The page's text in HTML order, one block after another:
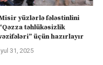
yüzlərlə fələstinlini
təhlükəsizlik
üçün hazırlayır
31, 2025